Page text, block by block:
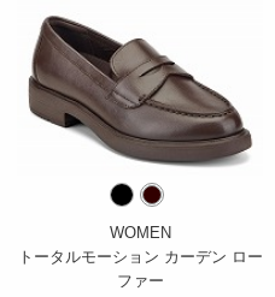
WOMEN
トータルモーション カーデン ロー
ファー